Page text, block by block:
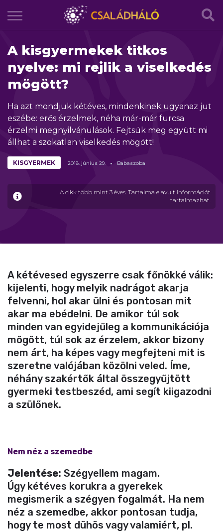
A kisgyermekek titkos
nyelve: mi rejlik a viselkedés
mögött?
Ha azt mondjuk kétéves, mindenkinek ugyanaz jut
eszébe: erős érzelmek, néha már-már furcsa
érzelmi megnyilvánulások. Fejtsük meg együtt mi
állhat a szokatlan viselkedés mögött!
A cikk több mint 3 éves. Tartalma elavult információt
tartalmazhat.
KISGYERMEK 2018. június 29. Babaszoba
A kétévesed egyszerre csak főnökké válik:
kijelenti, hogy melyik nadrágot akarja
felvenni, hol akar ülni és pontosan mit
akar ma ebédelni. De amikor túl sok
minden van egyidejűleg a kommunikációja
mögött, túl sok az érzelem, akkor bizony
nem árt, ha képes vagy megfejteni mit is
szeretne valójában közölni veled. Íme,
néhány szakértők által összegyűjtött
gyermeki testbeszéd, ami segít kiigazodni
a szülőnek.
Nem néz a szemedbe
Jelentése: Szégyellem magam.
Úgy kétéves korukra a gyerekek
megismerik a szégyen fogalmát. Ha nem
néz a szemedbe, akkor pontosan tudja,
hogy te most dühös vagy valamiért, pl.